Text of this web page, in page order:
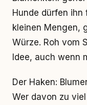
Hunde dürfen ihn
kleinen Mengen,
Würze. Roh vom
Idee, auch wenn
Der Haken:
Wer davon zu